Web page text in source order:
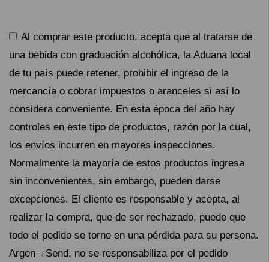
Al comprar este producto, acepta que al tratarse de
una bebida con graduación alcohólica, la Aduana local
de tu país puede retener, prohibir el ingreso de la
mercancía o cobrar impuestos o aranceles si así lo
considera conveniente. En esta época del año hay
controles en este tipo de productos, razón por la cual,
los envíos incurren en mayores inspecciones.
Normalmente la mayoría de estos productos ingresa
sin inconvenientes, sin embargo, pueden darse
excepciones. El cliente es responsable y acepta, al
realizar la compra, que de ser rechazado, puede que
todo el pedido se torne en una pérdida para su persona.
Argen→Send, no se responsabiliza por el pedido